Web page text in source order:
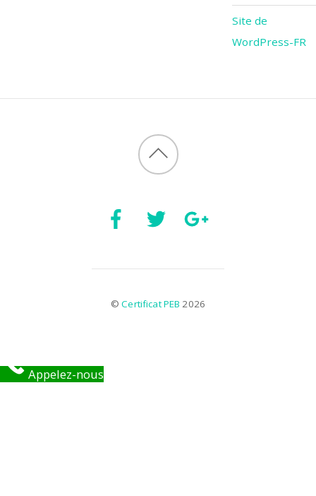
Site de
WordPress-FR
©Certificat PEB 2026
Appelez-nous